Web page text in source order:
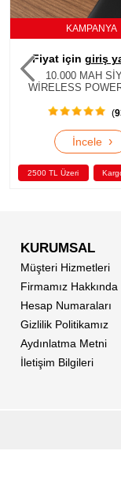
giriş yapınız
SİYAH
)
Kargo Bedava
KURUMSAL
Müşteri Hizmetleri
Firmamız Hakkında
Hesap Numaraları
Gizlilik Politikamız
Aydınlatma Metni
İletişim Bilgileri